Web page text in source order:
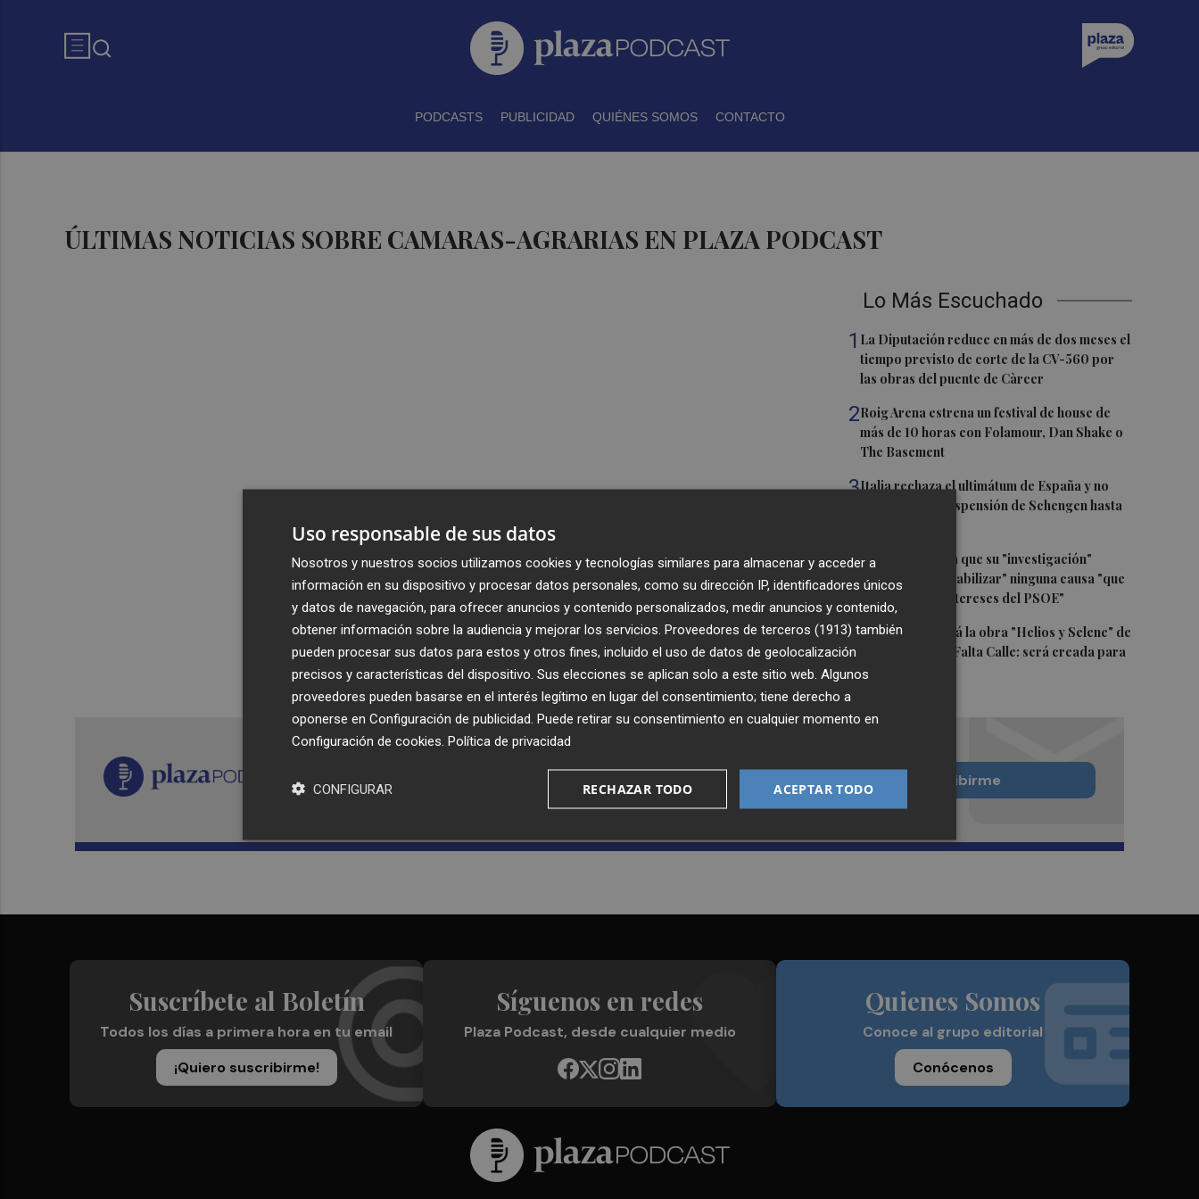
PODCASTS PUBLICIDAD QUIÉNES SOMOS CONTACTO
ÚLTIMAS NOTICIAS SOBRE CAMARAS-AGRARIAS EN PLAZA PODCAST
Lo Más Escuchado
1 La Diputación reduce en más de dos meses el
tiempo previsto de corte de la CV-560 por
las obras del puente de Càrcer
2Roig Arena estrena un festival de house de
más de 10 horas con Folamour, Dan Shake o
The Basement
3Italia rechaza el ultimátum de España y no
reevaluará la suspensión de Schengen hasta
4Leire Díez niega que su "investigación"
buscara "desestabilizar" ninguna causa "que
afectara a los intereses del PSOE"
5Castelló acogerá la obra "Helios y Selene" de
la compañía Te Falta Calle: será creada para
el eclipse
Recibe toda la actualidad de
Plaza Podcast en tu correo
Quiero suscribirme
Suscríbete al Boletín
Todos los días a primera hora en tu email
¡Quiero suscribirme!
Síguenos en redes
Plaza Podcast, desde cualquier medio
Quienes Somos
Conoce al grupo editorial
Conócenos
Uso responsable de sus datos
Nosotros y nuestros socios utilizamos cookies y tecnologías similares para almacenar y acceder a
información en su dispositivo y procesar datos personales, como su dirección IP, identificadores únicos
y datos de navegación, para ofrecer anuncios y contenido personalizados, medir anuncios y contenido,
obtener información sobre la audiencia y mejorar los servicios. Proveedores de terceros (1913) también
pueden procesar sus datos para estos y otros fines, incluido el uso de datos de geolocalización
precisos y características del dispositivo. Sus elecciones se aplican solo a este sitio web. Algunos
proveedores pueden basarse en el interés legítimo en lugar del consentimiento; tiene derecho a
oponerse en Configuración de publicidad . Puede retirar su consentimiento en cualquier momento en
Configuración de cookies Política de privacidad
ACEPTAR TODO
RECHAZAR TODO
CONFIGURAR